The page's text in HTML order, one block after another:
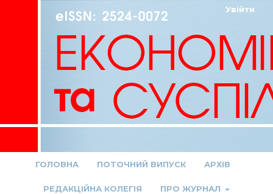
ГОЛОВНА ПОТОЧНИЙ ВИПУСК АРХІВ
РЕДАКЦІЙНА КОЛЕГІЯ ПРО ЖУРНАЛ
Увійти